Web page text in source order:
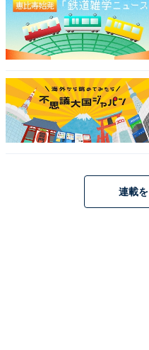
連載